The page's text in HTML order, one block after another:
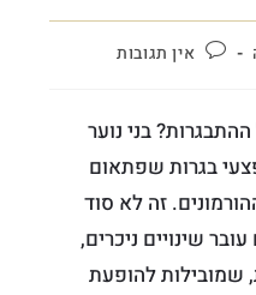
אין תגובות
בני נוער
בגרות שפתאום
זה לא סוד
שינויים ניכרים,
שמובילות להופעת